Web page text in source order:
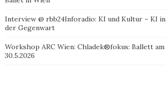
Interview @ rbb24Inforadio: KI und Kultur – KI in
der Gegenwart
Workshop ARC Wien: Chladek®fokus: Ballett am
30.5.2026